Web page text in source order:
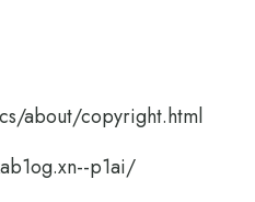
about/copyright.html
p1ai/